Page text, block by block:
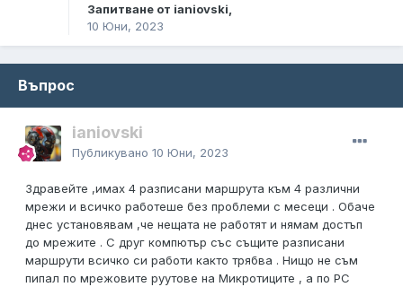
Запитване от ianiovski,
10 Юни, 2023
Въпрос
ianiovski
Публикувано 10 Юни, 2023
Здравейте ,имах 4 разписани маршрута към 4 различни
мрежи и всичко работеше без проблеми с месеци . Обаче
днес установявам ,че нещата не работят и нямам достъп
до мрежите . С друг компютър със същите разписани
маршрути всичко си работи както трябва . Нищо не съм
пипал по мрежовите руутове на Микротиците , а по PC